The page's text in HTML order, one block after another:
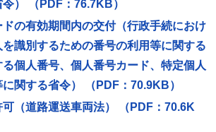
） （PDF：76.7KB）
の有効期間内の交付（行政手続におけ
識別するための番号の利用等に関する
個人番号、個人番号カード、特定個人
関する省令） （PDF：70.9KB）
可（道路運送車両法） （PDF：70.6K